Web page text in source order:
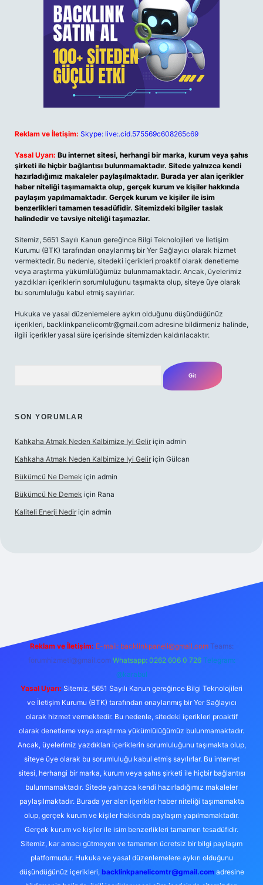
Reklam ve İletişim: Skype: live:.cid.575569c608265c69
Yasal Uyarı: Bu internet sitesi, herhangi bir marka, kurum veya şahıs
şirketi ile hiçbir bağlantısı bulunmamaktadır. Sitede yalnızca kendi
hazırladığımız makaleler paylaşılmaktadır. Burada yer alan içerikler
haber niteliği taşımamakta olup, gerçek kurum ve kişiler hakkında
paylaşım yapılmamaktadır. Gerçek kurum ve kişiler ile isim
benzerlikleri tamamen tesadüfidir. Sitemizdeki bilgiler taslak
halindedir ve tavsiye niteliği taşımazlar.
Sitemiz, 5651 Sayılı Kanun gereğince Bilgi Teknolojileri ve İletişim
Kurumu (BTK) tarafından onaylanmış bir Yer Sağlayıcı olarak hizmet
vermektedir. Bu nedenle, sitedeki içerikleri proaktif olarak denetleme
veya araştırma yükümlülüğümüz bulunmamaktadır. Ancak, üyelerimiz
yazdıkları içeriklerin sorumluluğunu taşımakta olup, siteye üye olarak
bu sorumluluğu kabul etmiş sayılırlar.
Hukuka ve yasal düzenlemelere aykırı olduğunu düşündüğünüz
içerikleri, backlinkpanelicomtr@gmail.com adresine bildirmeniz halinde,
ilgili içerikler yasal süre içerisinde sitemizden kaldırılacaktır.
SON YORUMLAR
Kahkaha Atmak Neden Kalbimize Iyi Gelir için admin
Kahkaha Atmak Neden Kalbimize Iyi Gelir için Gülcan
Bükümcü Ne Demek için admin
Bükümcü Ne Demek için Rana
Kaliteli Enerji Nedir için admin
Reklam ve İletişim: E-mail: backlinkpaneli@gmail.com Teams:
forumhizmeti@gmail.com Whatsapp: 0262 606 0 726 Telegram:
@karabul
Yasal Uyarı: Sitemiz, 5651 Sayılı Kanun gereğince Bilgi Teknolojileri
ve İletişim Kurumu (BTK) tarafından onaylanmış bir Yer Sağlayıcı
olarak hizmet vermektedir. Bu nedenle, sitedeki içerikleri proaktif
olarak denetleme veya araştırma yükümlülüğümüz bulunmamaktadır.
Ancak, üyelerimiz yazdıkları içeriklerin sorumluluğunu taşımakta olup,
siteye üye olarak bu sorumluluğu kabul etmiş sayılırlar. Bu internet
sitesi, herhangi bir marka, kurum veya şahıs şirketi ile hiçbir bağlantısı
bulunmamaktadır. Sitede yalnızca kendi hazırladığımız makaleler
paylaşılmaktadır. Burada yer alan içerikler haber niteliği taşımamakta
olup, gerçek kurum ve kişiler hakkında paylaşım yapılmamaktadır.
Gerçek kurum ve kişiler ile isim benzerlikleri tamamen tesadüfidir.
Sitemiz, kar amacı gütmeyen ve tamamen ücretsiz bir bilgi paylaşım
platformudur. Hukuka ve yasal düzenlemelere aykırı olduğunu
düşündüğünüz içerikleri, backlinkpanelicomtr@gmail.comadresine